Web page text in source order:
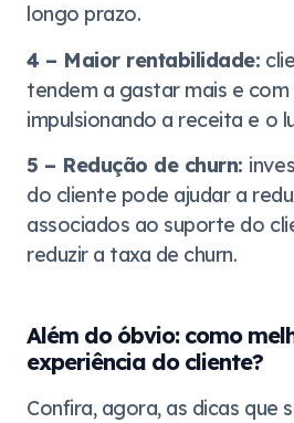
longo prazo.
4 – Maior rentabilidade:
tendem a gastar mais e
impulsionando a receita e o
5 – Redução de churn:
do cliente pode ajudar a
associados ao suporte do
reduzir a taxa de churn.
Além do óbvio: como
experiência do cliente?
Confira, agora, as dicas que